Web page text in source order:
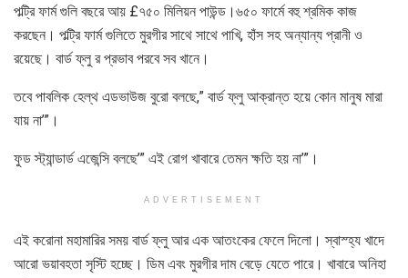
পল্ট্রি ফার্ম গুলি বছরে আয় £৭৫০ মিলিয়ন পাউন্ড।৬৫০ ফার্মে বহু শ্রমিক কাজ
করছেন। পল্ট্রি ফার্ম গুলিতে মুরগীর সাথে সাথে পাখি, হাঁস সহ অন্যান্য প্রানী ও
রয়েছে। বার্ড ফ্লু র প্রভাব পরবে সব খানে।
তবে পাবলিক হেল্থ এডভাউজ বুরো বলছে,” বার্ড ফ্লু আক্রান্ত হয়ে কোন মানুষ মারা
যায় না’”।
ফুড স্ট্যান্ডার্ড এজেন্সি বলছে’” এই রোগ খাবারে তেমন ক্ষতি হয় না’”।
ADVERTISEMENT
এই করোনা মহামারির সময় বার্ড ফ্লু আর এক আতংকের ফেলে দিলো। স্বাস্হ্য খাদে
আরো ভয়াবহতা সৃস্টি হচ্ছে। ডিম এবং মুরগীর দাম বেড়ে যেতে পারে। খাবারে অনিহা